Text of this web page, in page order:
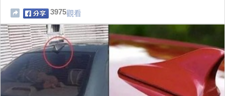
3975觀看